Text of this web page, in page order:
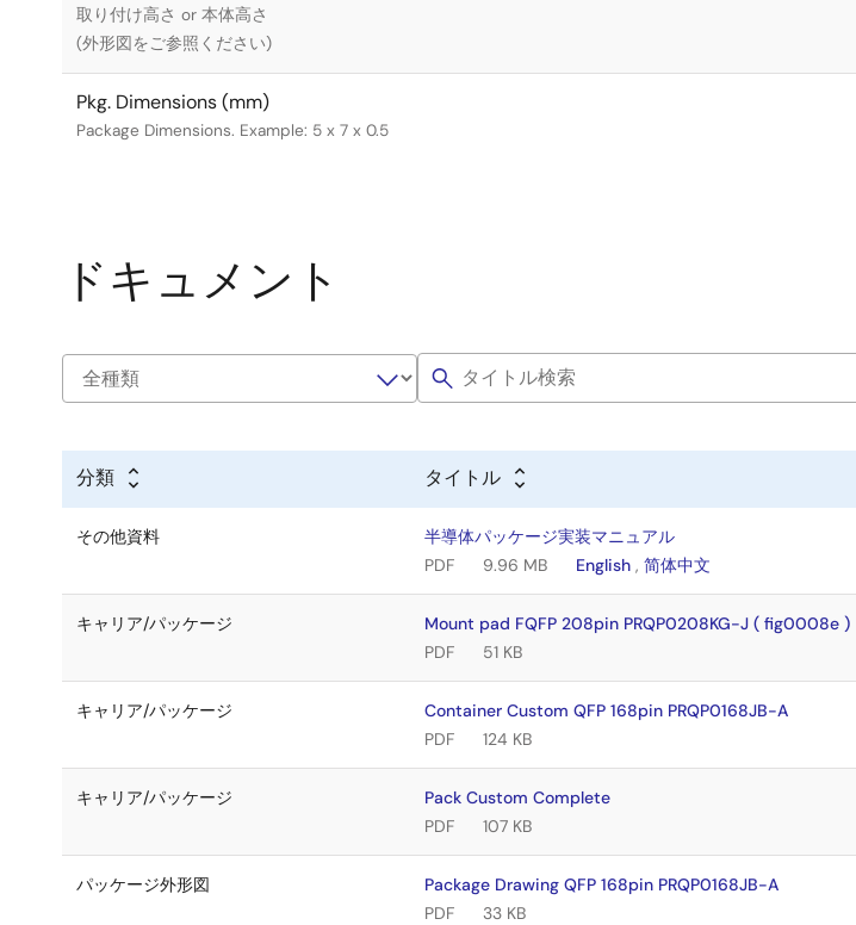
取り付け高さ or 本体高さ
(外形図をご参照ください)
Pkg. Dimensions (mm)
Package Dimensions. Example: 5 x 7 x 0.5
ドキュメント
分類 タイトル
その他資料
半導体パッケージ実装マニュアル
PDF
9.96 MB English, 简体中文
キャリア/パッケージ
Mount pad FQFP 208pin PRQP0208KG-J ( fig0008e )
PDF
51 KB
キャリア/パッケージ
Container Custom QFP 168pin PRQP0168JB-A
PDF
124 KB
キャリア/パッケージ
Pack Custom Complete
PDF
107 KB
パッケージ外形図
Package Drawing QFP 168pin PRQP0168JB-A
PDF
33 KB